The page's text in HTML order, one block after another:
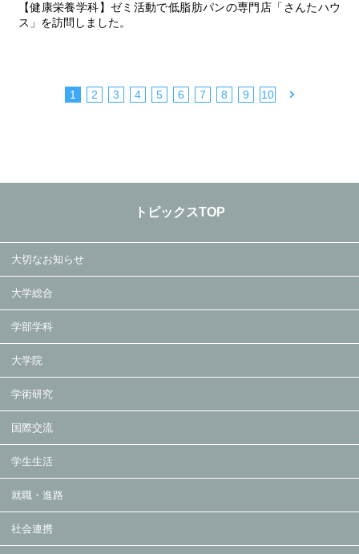
【健康栄養学科】ゼミ活動で低脂肪パンの専門店「さんたハウ
ス」を訪問しました。
1 2 3 4 5 6 7 8 9 10
トピックスTOP
大切なお知らせ
大学総合
学部学科
大学院
学術研究
国際交流
学生生活
就職・進路
社会連携